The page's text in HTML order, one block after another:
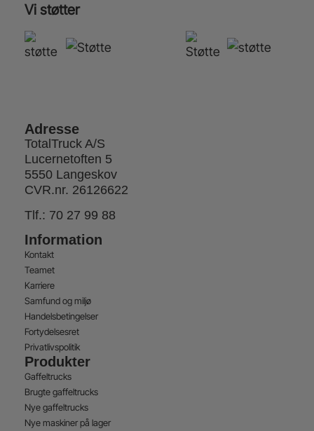
Vi støtter
Adresse
TotalTruck A/S
Lucernetoften 5
5550 Langeskov
CVR.nr. 26126622
Tlf.: 70 27 99 88
Information
Kontakt
Teamet
Karriere
Samfund og miljø
Handelsbetingelser
Fortydelsesret
Privatlivspolitik
Produkter
Gaffeltrucks
Brugte gaffeltrucks
Nye gaffeltrucks
Nye maskiner på lager